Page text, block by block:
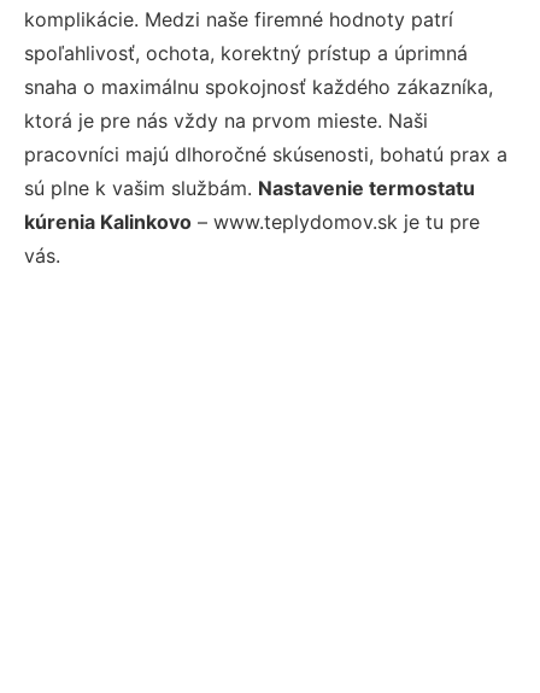
komplikácie. Medzi naše firemné hodnoty patrí
spoľahlivosť, ochota, korektný prístup a úprimná
snaha o maximálnu spokojnosť každého zákazníka,
ktorá je pre nás vždy na prvom mieste. Naši
pracovníci majú dlhoročné skúsenosti, bohatú prax a
sú plne k vašim službám. Nastavenie termostatu
kúrenia Kalinkovo – www.teplydomov.sk je tu pre
vás.